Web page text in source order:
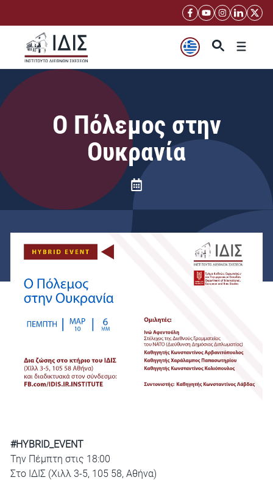
περιεχόμενο
Μενού
Ο Πόλεμος στην
Ουκρανία
#HYBRID_EVENT
Την Πέμπτη στις 18:00
Στο ΙΔΙΣ (Χιλλ 3-5, 105 58, Αθήνα)